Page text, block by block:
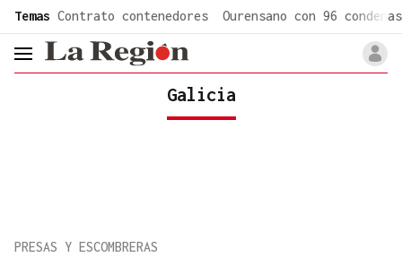
Temas Contrato contenedores Ourensano con 96 condenas
header.menu.open
Galicia
PRESAS Y ESCOMBRERAS